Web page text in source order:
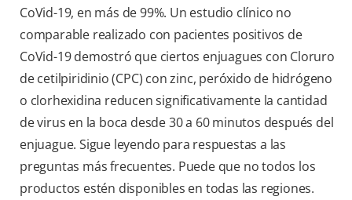
CoVid-19, en más de 99%. Un estudio clínico no
comparable realizado con pacientes positivos de
CoVid-19 demostró que ciertos enjuagues con Cloruro
de cetilpiridinio (CPC) con zinc, peróxido de hidrógeno
o clorhexidina reducen significativamente la cantidad
de virus en la boca desde 30 a 60 minutos después del
enjuague. Sigue leyendo para respuestas a las
preguntas más frecuentes. Puede que no todos los
productos estén disponibles en todas las regiones.